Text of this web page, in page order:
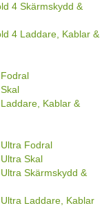
4 Skärmskydd &
4 Laddare, Kablar &
Kablar &
Fodral
Skal
Skärmskydd &
Laddare, Kablar